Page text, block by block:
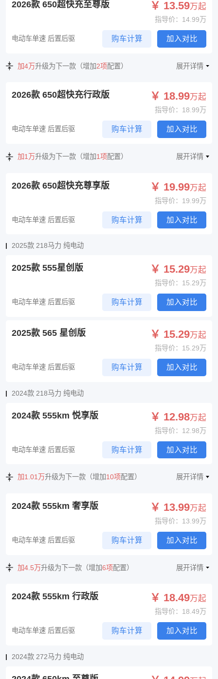
2026款 650超快充至尊版 ￥ 13.59万起
指导价：14.99万
电动车单速 后置后驱 购车计算 加入对比
加4万升级为下一款（增加2项配置） 展开详情
2026款 650超快充行政版 ￥ 18.99万起
指导价：18.99万
电动车单速 后置后驱 购车计算 加入对比
加1万升级为下一款（增加1项配置） 展开详情
2026款 650超快充尊享版 ￥ 19.99万起
指导价：19.99万
电动车单速 后置后驱 购车计算 加入对比
2025款 218马力 纯电动
2025款 555星创版 ￥ 15.29万起
指导价：15.29万
电动车单速 后置后驱 购车计算 加入对比
2025款 565 星创版 ￥ 15.29万起
指导价：15.29万
电动车单速 后置后驱 购车计算 加入对比
2024款 218马力 纯电动
2024款 555km 悦享版 ￥ 12.98万起
指导价：12.98万
电动车单速 后置后驱 购车计算 加入对比
加1.01万升级为下一款（增加10项配置） 展开详情
2024款 555km 奢享版 ￥ 13.99万起
指导价：13.99万
电动车单速 后置后驱 购车计算 加入对比
加4.5万升级为下一款（增加6项配置） 展开详情
2024款 555km 行政版 ￥ 18.49万起
指导价：18.49万
电动车单速 后置后驱 购车计算 加入对比
2024款 272马力 纯电动